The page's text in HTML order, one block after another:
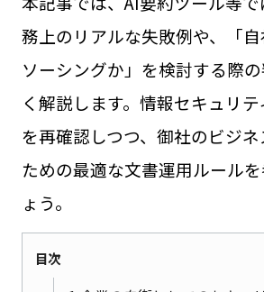
務上のリアルな失敗例や、「
ソーシングか」を検討する際
く解説します。情報セキュリ
を再確認しつつ、 御社のビジ
ための最適な文書運用ルール
ょう。
目次